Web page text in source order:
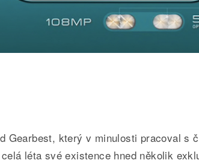
Gearbest, který v minulosti pracoval s
léta své existence hned několik